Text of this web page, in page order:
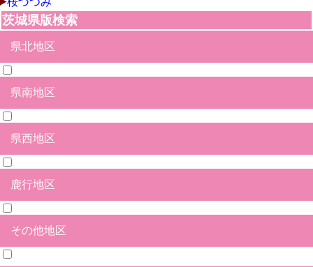
茨城県版検索
県北地区
日立市
北茨城市
高萩市
常陸太田市
ひたちなか市
水戸市
笠間市
那珂市
常陸大宮市
久慈郡大子町
那珂郡東海村
東茨城郡茨城町
東茨城郡大洗町
東茨城郡城里町
県南地区
石岡市
土浦市
つくば市
牛久市
龍ヶ崎市
取手市
守谷市
かすみがうら市
つくばみらい市
小美玉市
稲敷市
稲敷郡美浦村
稲敷郡阿見町
稲敷郡河内町
北相馬郡利根町
県西地区
結城市
筑西市
下妻市
常総市
坂東市
古河市
桜川市
結城郡八千代町
猿島郡五霞町
猿島郡境町
鹿行地区
鉾田市
鹿嶋市
神栖市
行方市
潮来市
その他地区